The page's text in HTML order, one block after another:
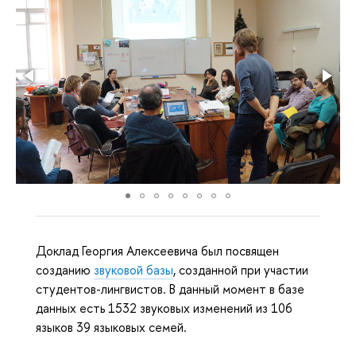
Доклад Георгия Алексеевича был посвящен
созданию звуковой базы, созданной при участии
студентов-лингвистов. В данный момент в базе
данных есть 1532 звуковых изменений из 106
языков 39 языковых семей.